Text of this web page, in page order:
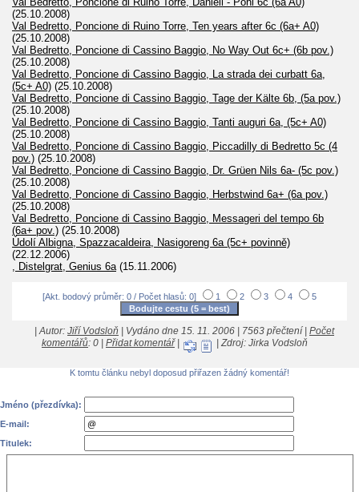
(25.10.2008)
Val Bedretto, Poncione di Ruino Torre, Ten years after 6c (6a+ A0)
(25.10.2008)
Val Bedretto, Poncione di Cassino Baggio, No Way Out 6c+ (6b pov.)
(25.10.2008)
Val Bedretto, Poncione di Cassino Baggio, La strada dei curbatt 6a,
(5c+ A0) (25.10.2008)
Val Bedretto, Poncione di Cassino Baggio, Tage der Kälte 6b, (5a pov.)
(25.10.2008)
Val Bedretto, Poncione di Cassino Baggio, Tanti auguri 6a, (5c+ A0)
(25.10.2008)
Val Bedretto, Poncione di Cassino Baggio, Piccadilly di Bedretto 5c (4
pov.) (25.10.2008)
Val Bedretto, Poncione di Cassino Baggio, Dr. Grüen Nils 6a- (5c pov.)
(25.10.2008)
Val Bedretto, Poncione di Cassino Baggio, Herbstwind 6a+ (6a pov.)
(25.10.2008)
Val Bedretto, Poncione di Cassino Baggio, Messageri del tempo 6b
(6a+ pov.) (25.10.2008)
Údolí Albigna, Spazzacaldeira, Nasigoreng 6a (5c+ povinně)
(22.12.2006)
, Distelgrat, Genius 6a (15.11.2006)
[Akt. bodový průměr: 0 / Počet hlasů: 0] 1 2 3 4 5
| Autor: Jiří Vodsloň | Vydáno dne 15. 11. 2006 | 7563 přečtení | Počet
komentářů: 0 | Přidat komentář| | Zdroj: Jirka Vodsloň
K tomtu článku nebyl doposud přiřazen žádný komentář!
Jméno (přezdívka):
E-mail:
Titulek: